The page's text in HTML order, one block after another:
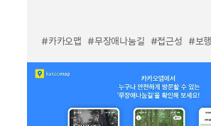
#카카오맵 #무장애나눔길 #접근성 #보